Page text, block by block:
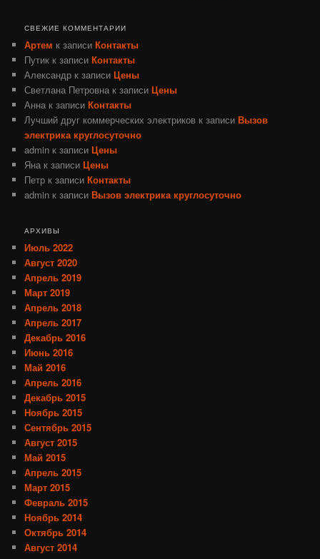
СВЕЖИЕ КОММЕНТАРИИ
Артем к записиКонтакты
Путик к записиКонтакты
Александр к записиЦены
Светлана Петровна к записиЦены
Анна к записиКонтакты
Лучший друг коммерческих электриков к записиВызов
электрика круглосуточно
admin к записиЦены
Яна к записиЦены
Петр к записиКонтакты
admin к записиВызов электрика круглосуточно
АРХИВЫ
Июль 2022
Август 2020
Апрель 2019
Март 2019
Апрель 2018
Апрель 2017
Декабрь 2016
Июнь 2016
Май 2016
Апрель 2016
Декабрь 2015
Ноябрь 2015
Сентябрь 2015
Август 2015
Май 2015
Апрель 2015
Март 2015
Февраль 2015
Ноябрь 2014
Октябрь 2014
Август 2014